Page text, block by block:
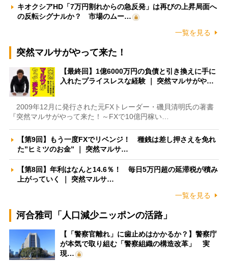
キオクシアHD「7万円割れからの急反発」は再びの上昇局面へ
の反転シグナルか？ 市場のムー…
一覧を見る
突然マルサがやって来た！
【最終回】1億6000万円の負債と引き換えに手に
入れたプライスレスな経験 ｜ 突然マルサがや…
2009年12月に発行された元FXトレーダー・磯貝清明氏の著書
『突然マルサがやって来た！～FXで10億円稼い…
【第9回】もう一度FXでリベンジ！ 種銭は差し押さえを免れ
た”ヒミツのお金” ｜ 突然マルサ…
【第8回】年利はなんと14.6％！ 毎日5万円超の延滞税が積み
上がっていく ｜ 突然マルサ…
一覧を見る
河合雅司「人口減少ニッポンの活路」
【「警察官離れ」に歯止めはかかるか？】警察庁
が本気で取り組む「警察組織の構造改革」 実
現…